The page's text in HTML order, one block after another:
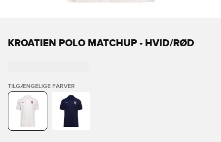
KROATIEN POLO MATCHUP - HVID/RØD
TILGÆNGELIGE FARVER